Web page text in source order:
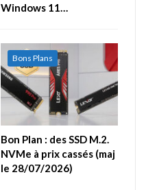
Windows 11…
Bons Plans
Bon Plan : des SSD M.2.
NVMe à prix cassés (maj
le 28/07/2026)